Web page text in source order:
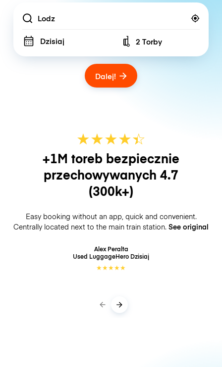
Location
Dzisiaj Number of bags
2 Torby
Dalej!
★★★★☆
★
+1M toreb bezpiecznie
przechowywanych 4.7
(300k+)
Easy booking without an app, quick and convenient.
Centrally located next to the main train station. See original
Alex Peralta
Used LuggageHero Dzisiaj
★★★★★